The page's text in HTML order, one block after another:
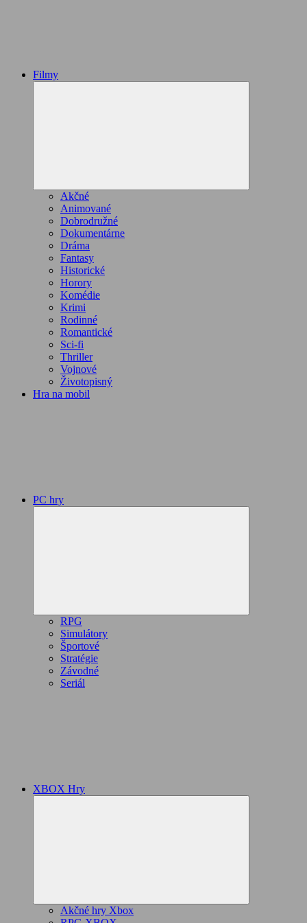
Filmy
Akčné
Animované
Dobrodružné
Dokumentárne
Dráma
Fantasy
Historické
Horory
Komédie
Krimi
Rodinné
Romantické
Sci-fi
Thriller
Vojnové
Životopisný
Hra na mobil
PC hry
RPG
Simulátory
Športové
Stratégie
Závodné
Seriál
XBOX Hry
Akčné hry Xbox